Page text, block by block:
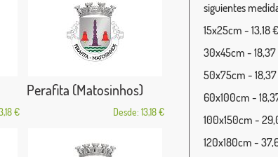
€
Perafita (Matosinhos)
Desde: 13,18 €
siguientes
15x25cm - 13,18
30x45cm -
50x75cm -
60x100cm -
100x150cm -
120x180cm -